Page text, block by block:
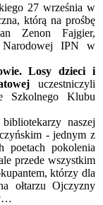
27 września w
którą na prośbę
Zenon Fajgier,
Narodowej IPN w
Losy dzieci i
uczestniczyli
Szkolnego Klubu
naszej
- jednym z
poetach pokolenia
przede wszystkim
którzy dla
ołtarzu Ojczyzny